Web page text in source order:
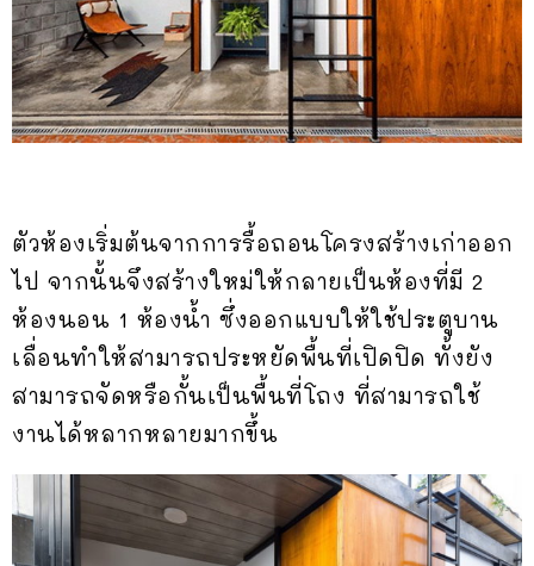
ตัวห้องเริ่มต้นจากการรื้อถอนโครงสร้างเก่าออก
ไป จากนั้นจึงสร้างใหม่ให้กลายเป็นห้องที่มี 2
ห้องนอน 1 ห้องน้ำ ซึ่งออกแบบให้ใช้ประตูบาน
เลื่อนทำให้สามารถประหยัดพื้นที่เปิดปิด ทั้งยัง
สามารถจัดหรือกั้นเป็นพื้นที่โถง ที่สามารถใช้
งานได้หลากหลายมากขึ้น